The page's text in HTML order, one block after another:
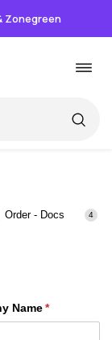
Zonegreen
la